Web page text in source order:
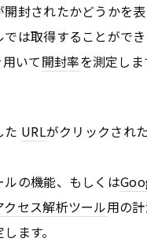
封されたかどうかを表
では取得することができ
いて開封率を測定しま
た URLがクリックされ
ルの機能、もしくは
クセス解析ツール用の
ます。